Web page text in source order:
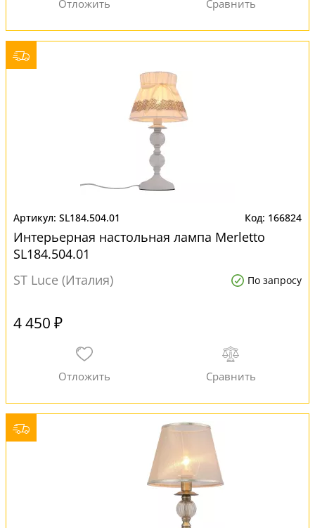
SL184.504.01 166824
Интерьерная настольная лампа Merletto
SL184.504.01
ST Luce (Италия)
По запросу
4 450 ₽